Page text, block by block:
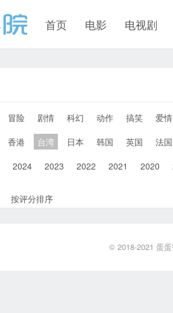
首页 电影 电视剧
冒险 剧情 科幻 动作 搞笑 爱情
香港 台湾 日本 韩国 英国
法国
2024 2023 2022 2021 2020
按评分排序
© 2018-2021 蛋